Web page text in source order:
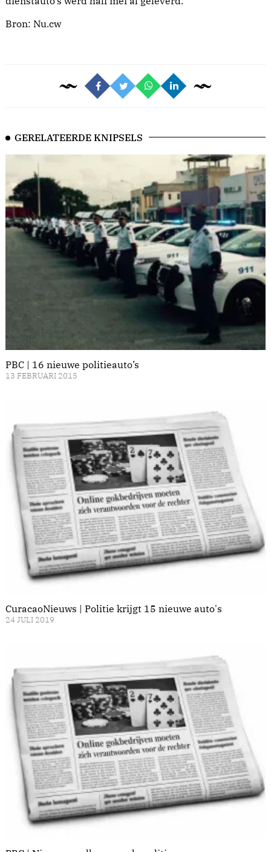
Bron: Nu.cw
GERELATEERDE KNIPSELS
PBC | 16 nieuwe politieauto’s
13 FEBRUARI 2015
CuracaoNieuws | Politie krijgt 15 nieuwe auto's
24 JULI 2019